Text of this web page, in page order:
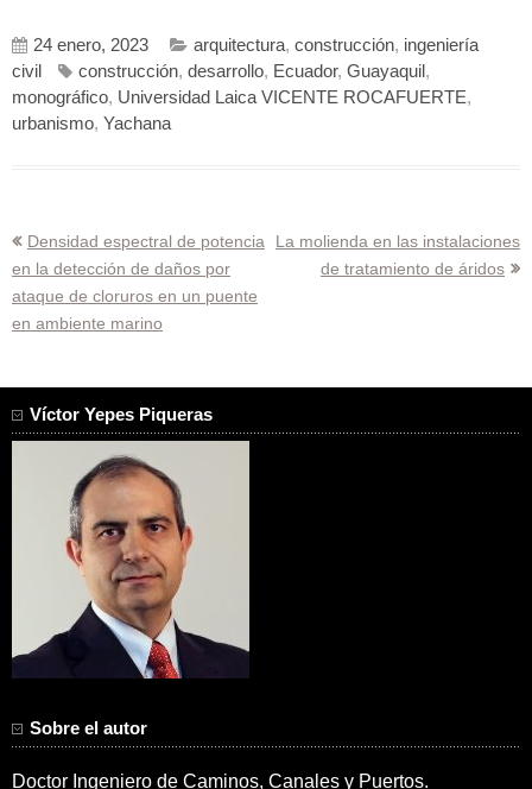
24 enero, 2023 arquitectura, construcción, ingeniería
civil
construcción, desarrollo, Ecuador, Guayaquil ,
monográfico, Universidad Laica VICENTE ROCAFUERTE,
urbanismo, Yachana
Navegación
de
entradas
Densidad espectral de potencia
en la detección de daños por
ataque de cloruros en un puente
en ambiente marino
La molienda en las instalaciones
de tratamiento de áridos
Víctor Yepes Piqueras
Sobre el autor
Doctor Ingeniero de Caminos, Canales y Puertos.